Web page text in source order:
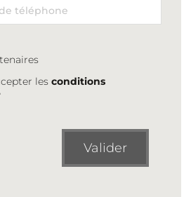
lesconditions
Valider